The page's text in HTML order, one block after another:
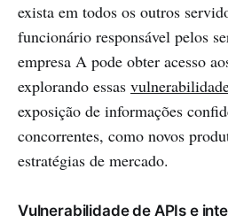
exista em todos os outros
funcionário responsável pelos
empresa A pode obter acesso
explorando essas
exposição de informações
concorrentes, como novos
estratégias de mercado.
Vulnerabilidade de APIs e